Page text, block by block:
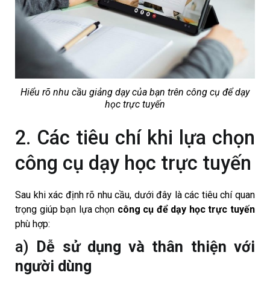
Hiểu rõ nhu cầu giảng dạy của bạn trên công cụ để dạy
học trực tuyến
2. Các tiêu chí khi lựa chọn
công cụ dạy học trực tuyến
Sau khi xác định rõ nhu cầu, dưới đây là các tiêu chí quan
trọng giúp bạn lựa chọn công cụ để dạy học trực tuyến
phù hợp:
a)
Dễ sử dụng và thân thiện với
người dùng